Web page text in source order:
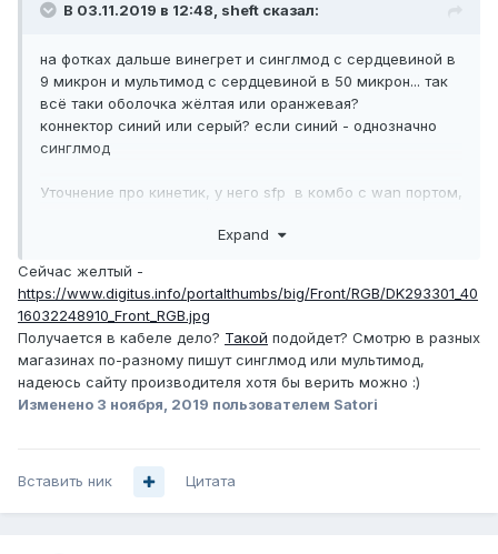
В 03.11.2019 в 12:48, sheft сказал:
на фотках дальше винегрет и синглмод с сердцевиной в
9 микрон и мультимод с сердцевиной в 50 микрон... так
всё таки оболочка жёлтая или оранжевая?
коннектор синий или серый? если синий - однозначно
синглмод
Уточнение про кинетик, у него sfp в комбо с wan портом,
интернета от провайдера, вам будет нужен ещё один
конвертер, подключать нужно будет в один из лан-
портов
кинетик в режиме точки доступа переводит все порты в
lan, но опять же одновременно использовать wan и sfp
нельзя, только один из них
Expand
Сейчас желтый -
https://www.digitus.info/portalthumbs/big/Front/RGB/DK293301_40
16032248910_Front_RGB.jpg
Получается в кабеле дело? Такой подойдет? Смотрю в разных
магазинах по-разному пишут синглмод или мультимод,
надеюсь сайту производителя хотя бы верить можно :)
Изменено 3 ноября, 2019 пользователем Satori
Вставить ник Цитата